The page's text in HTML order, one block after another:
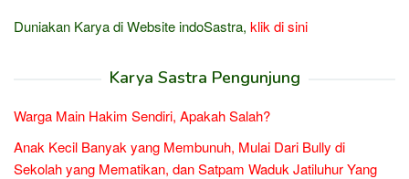
Duniakan Karya di Website indoSastra, klik di sini
Karya Sastra Pengunjung
Warga Main Hakim Sendiri, Apakah Salah?
Anak Kecil Banyak yang Membunuh, Mulai Dari Bully di
Sekolah yang Mematikan, dan Satpam Waduk Jatiluhur Yang